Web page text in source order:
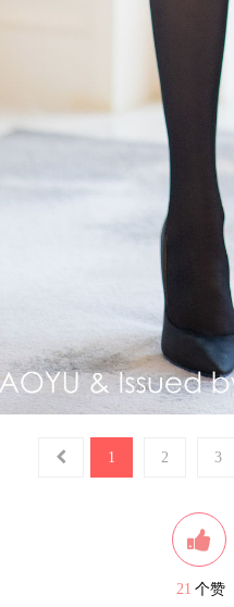
1 2 3
21 个赞